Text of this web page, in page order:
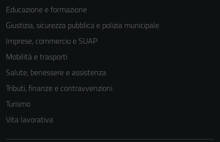
Educazione e formazione
Giustizia, sicurezza pubblica e polizia municipale
Imprese, commercio e SUAP
Mobilità e trasporti
Salute, benessere e assistenza
Tributi, finanze e contravvenzioni
Turismo
Vita lavorativa